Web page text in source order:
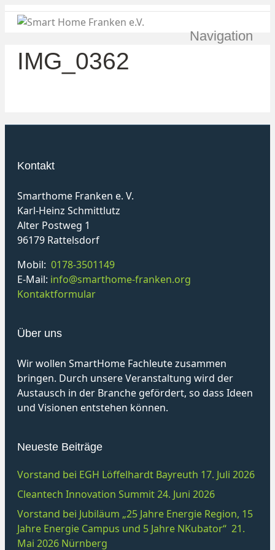
Navigation
IMG_0362
Kontakt
Smarthome Franken e. V.
Karl-Heinz Schmittlutz
Alter Postweg 1
96179 Rattelsdorf
Mobil: 0178-3501149
E-Mail: info@smarthome-franken.org
Kontaktformular
Über uns
Wir wollen SmartHome Fachleute zusammen
bringen. Durch unsere Veranstaltung wird der
Austausch in der Branche gefördert, so dass Ideen
und Visionen entstehen können.
Neueste Beiträge
Vorstand bei EGH Löffelhardt Bayreuth 17. Juli 2026
Cleantech Innovation Summit 24. Juni 2026
Vorstand bei Jubiläum „25 Jahre Energie Region, 15
Jahre Energie Campus und 5 Jahre NKubator“ 21.
Mai 2026 Nürnberg